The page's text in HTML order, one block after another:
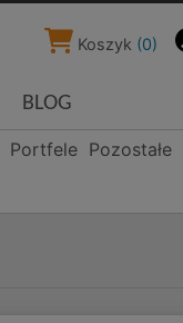
Koszyk (0)
BLOG
Portfele Pozostałe